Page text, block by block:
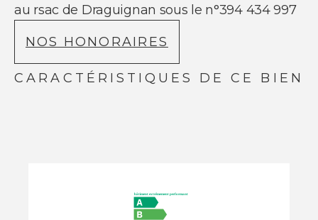
au rsac de Draguignan sous le n°394 434 997
NOS HONORAIRES
CARACTÉRISTIQUES DE CE BIEN
© Copyright 2021 Ci-immo - Tous droits
réservés